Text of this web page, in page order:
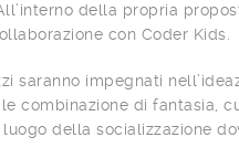
della propria
con Coder Kids.
saranno impegnati
combinazione di fantasia,
luogo della socializzazione